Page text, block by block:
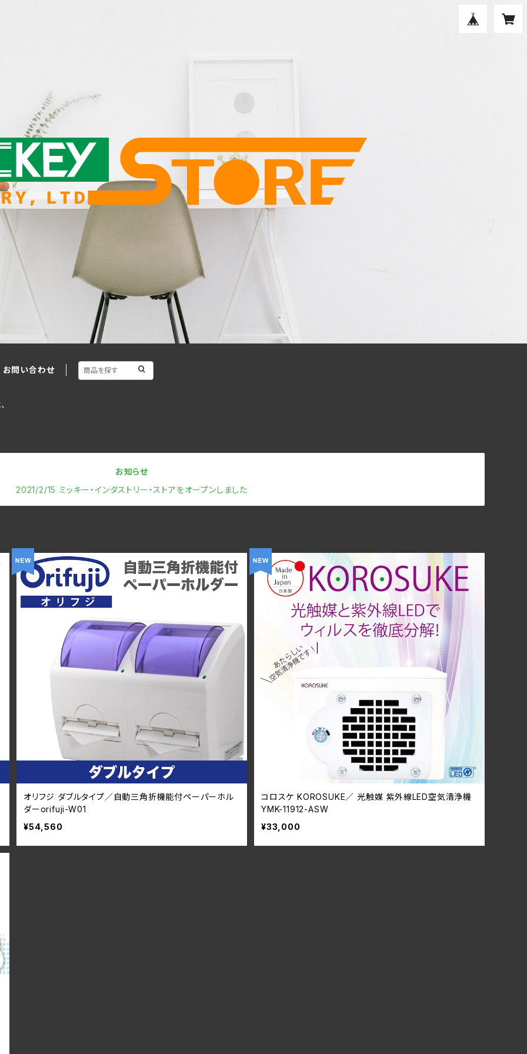
お問い合わせ
お知らせ
2021/2/15 ミッキー・インダストリー・ストアをオープンしました
オリフジ ダブルタイプ／自動三角折機能付ペーパーホル
ダーorifuji-W01
¥54,560
コロスケ KOROSUKE／ 光触媒 紫外線LED空気清浄機
YMK-11912-ASW
¥33,000